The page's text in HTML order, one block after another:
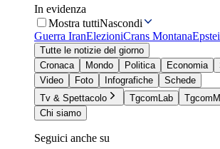
In evidenza
Mostra tuttiNascondi
Guerra IranElezioniCrans Montana
Tutte le notizie del giorno
Cronaca
Mondo Politica Economia
Video
Foto Infografiche
Schede
Tv & Spettacolo
TgcomLab
Chi siamo
Seguici anche su